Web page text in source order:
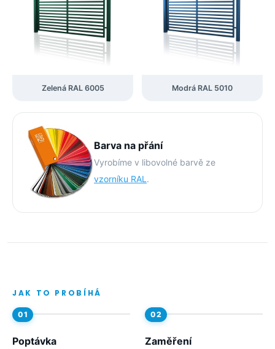
Zelená RAL 6005 Modrá RAL 5010
Barva na přání
Vyrobíme v libovolné barvě ze
vzorníku RAL .
JAK TO PROBÍHÁ
Poptávka Zaměření